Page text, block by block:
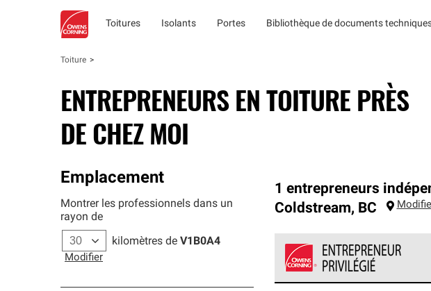
Toitures Isolants Portes Bibliothèque de documents
Toiture
ENTREPRENEURS EN TOITURE PRÈS
DE CHEZ MOI
Emplacement
Montrer les professionnels dans un
rayon de
kilomètres de V1B0A4
Modifier
1 entrepreneurs
Coldstream, BC